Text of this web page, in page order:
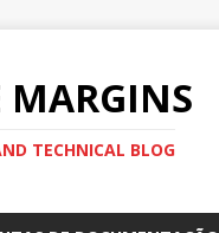
MARGINS
TECHNICAL BLOG